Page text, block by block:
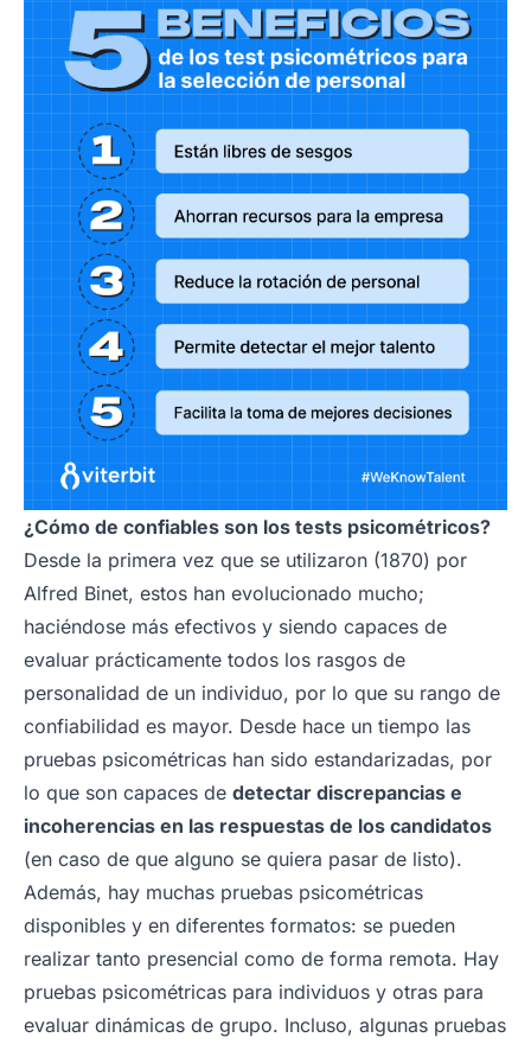
¿Cómo de confiables son los tests psicométricos?
Desde la primera vez que se utilizaron (1870) por
Alfred Binet, estos han evolucionado mucho;
haciéndose más efectivos y siendo capaces de
evaluar prácticamente todos los rasgos de
personalidad de un individuo, por lo que su rango de
confiabilidad es mayor. Desde hace un tiempo las
pruebas psicométricas han sido estandarizadas, por
lo que son capaces de detectar discrepancias e
incoherencias en las respuestas de los candidatos
(en caso de que alguno se quiera pasar de listo).
Además, hay muchas pruebas psicométricas
disponibles y en diferentes formatos: se pueden
realizar tanto presencial como de forma remota. Hay
pruebas psicométricas para individuos y otras para
evaluar dinámicas de grupo. Incluso, algunas pruebas